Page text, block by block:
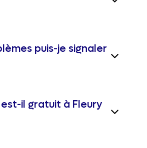
puis-je signaler
il gratuit à Fleury